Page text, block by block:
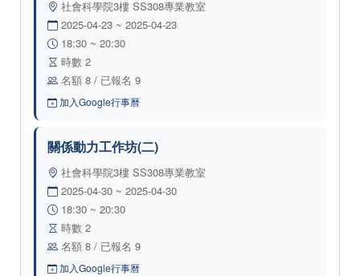
社會科學院3樓 SS308專業教室
2025-04-23 ~ 2025-04-23
18:30 ~ 20:30
時數 2
名額 8 / 已報名 9
加入Google行事曆
關係動力工作坊(二)
社會科學院3樓 SS308專業教室
2025-04-30 ~ 2025-04-30
18:30 ~ 20:30
時數 2
名額 8 / 已報名 9
加入Google行事曆